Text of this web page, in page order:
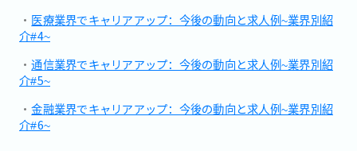
・ 医療業界でキャリアアップ：今後の動向と求人例~業界別紹
介#4~
・通信業界でキャリアアップ：今後の動向と求人例~業界別紹
介#5~
・金融業界でキャリアアップ：今後の動向と求人例~業界別紹
介#6~